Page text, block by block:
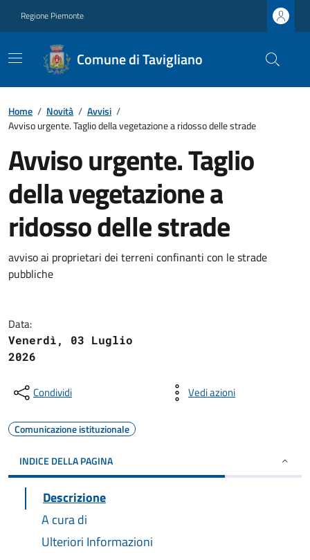
Regione Piemonte
Comune di Tavigliano
Home / Novità / Avvisi /
Avviso urgente. Taglio della vegetazione a ridosso delle strade
Avviso urgente. Taglio
della vegetazione a
ridosso delle strade
avviso ai proprietari dei terreni confinanti con le strade
pubbliche
Data:
Venerdì, 03 Luglio
2026
Condividi Vedi azioni
Comunicazione istituzionale
INDICE DELLA PAGINA
Descrizione
A cura di
Ulteriori Informazioni